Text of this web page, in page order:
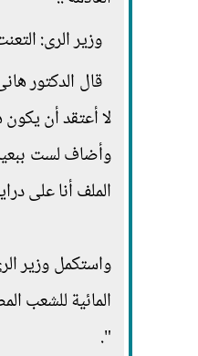
وزير الرى:
قال الدكتور
لا أعتقد أن
وأضاف لست
الملف أنا على
واستكمل وزير
المائية للشعب
".